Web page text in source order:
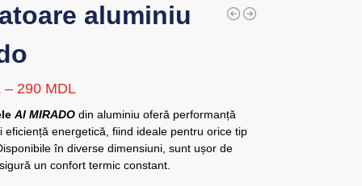
aluminiu
– 290 MDL
Al MIRADO din aluminiu oferă performanță
eficiență energetică, fiind ideale pentru orice tip
în diverse dimensiuni, sunt ușor de
un confort termic constant.